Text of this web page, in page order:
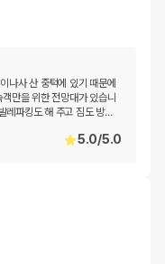
나사 산 중턱에 있기 때문에
만을 위한 전망대가 있습니
레파킹도 해 주고 짐도 방…
5.0/5.0